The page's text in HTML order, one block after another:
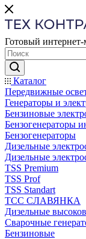
Готовый интернет-
Каталог
Передвижные
Генераторы и
Бензиновые
Бензогенераторы
Бензогенераторы
Дизельные
Дизельные
TSS Premium
TSS Prof
TSS Standart
ТСС СЛАВЯНКА
Дизельные
Сварочные
Бензиновые